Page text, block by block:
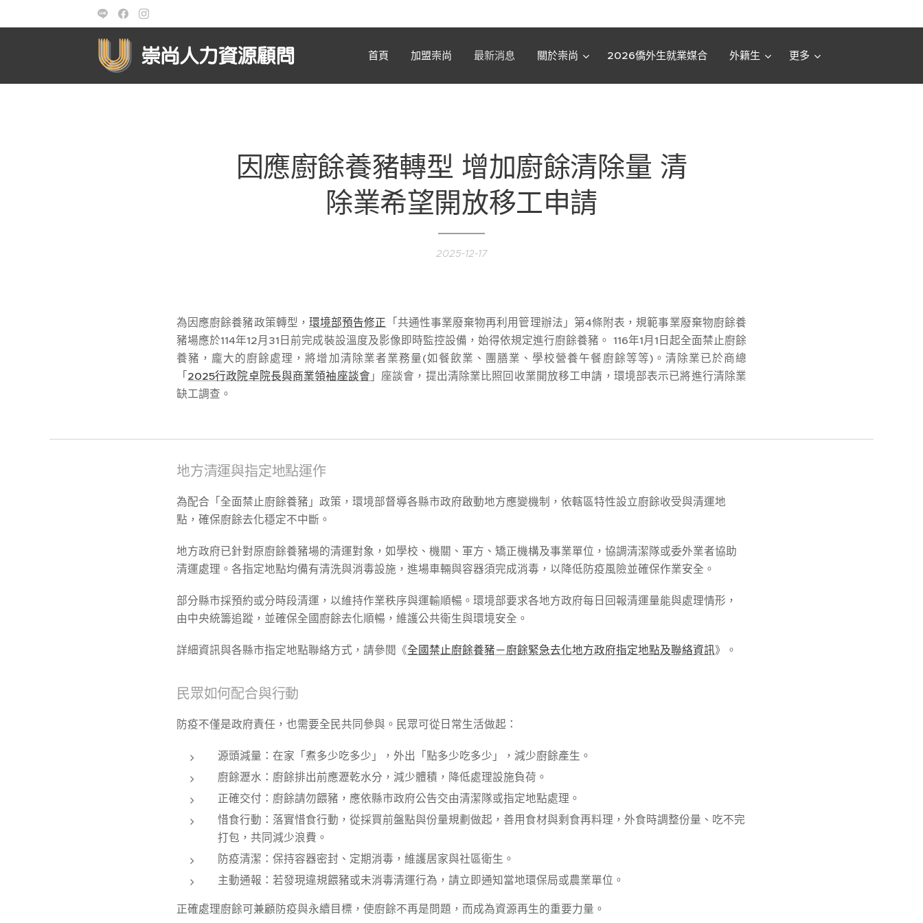
崇尚人力資源顧問 首頁 加盟崇尚 最新消息 關於崇尚 2026僑外生就業媒合 外籍生 更多
因應廚餘養豬轉型 增加廚餘清除量 清
除業希望開放移工申請
2025-12-17
為因應廚餘養豬政策轉型， 環境部預告修正 「共通性事業廢棄物再利用管理辦法」第4條附表，規範事業廢棄物廚餘養
豬場應於114年12月31日前完成裝設溫度及影像即時監控設備，始得依規定進行廚餘養豬。 116年1月1日起全面禁止廚餘
養豬，龐大的廚餘處理，將增加清除業者業務量(如餐飲業、團膳業、學校營養午餐廚餘等等)。清除業已於商總
「 2025行政院卓院長與商業領袖座談會 」座談會，提出清除業比照回收業開放移工申請，環境部表示已將進行清除業
缺工調查。
地方清運與指定地點運作
為配合「全面禁止廚餘養豬」政策，環境部督導各縣市政府啟動地方應變機制，依轄區特性設立廚餘收受與清運地
點，確保廚餘去化穩定不中斷。
地方政府已針對原廚餘養豬場的清運對象，如學校、機關、軍方、矯正機構及事業單位，協調清潔隊或委外業者協助
清運處理。各指定地點均備有清洗與消毒設施，進場車輛與容器須完成消毒，以降低防疫風險並確保作業安全。
部分縣市採預約或分時段清運，以維持作業秩序與運輸順暢。環境部要求各地方政府每日回報清運量能與處理情形，
由中央統籌追蹤，並確保全國廚餘去化順暢，維護公共衛生與環境安全。
詳細資訊與各縣市指定地點聯絡方式，請參閱《全國禁止廚餘養豬－廚餘緊急去化地方政府指定地點及聯絡資訊》。
民眾如何配合與行動
防疫不僅是政府責任，也需要全民共同參與。民眾可從日常生活做起：
源頭減量：在家「煮多少吃多少」，外出「點多少吃多少」，減少廚餘產生。
廚餘瀝水：廚餘排出前應瀝乾水分，減少體積，降低處理設施負荷。
正確交付：廚餘請勿餵豬，應依縣市政府公告交由清潔隊或指定地點處理。
惜食行動：落實惜食行動，從採買前盤點與份量規劃做起，善用食材與剩食再料理，外食時調整份量、吃不完
打包，共同減少浪費。
防疫清潔：保持容器密封、定期消毒，維護居家與社區衛生。
主動通報：若發現違規餵豬或未消毒清運行為，請立即通知當地環保局或農業單位。
正確處理廚餘可兼顧防疫與永續目標，使廚餘不再是問題，而成為資源再生的重要力量。